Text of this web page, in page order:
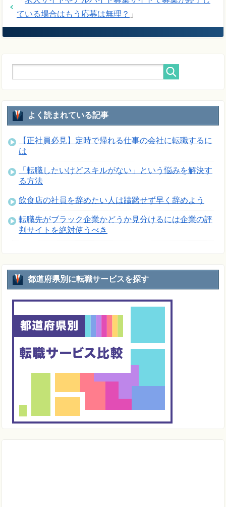
ている場合はもう応募は無理？ 」
よく読まれている記事
【正社員必見】定時で帰れる仕事の会社に転職するに
は
「転職したいけどスキルがない」という悩みを解決す
る方法
飲食店の社員を辞めたい人は躊躇せず早く辞めよう
転職先がブラック企業かどうか見分けるには企業の評
判サイトを絶対使うべき
都道府県別に転職サービスを探す